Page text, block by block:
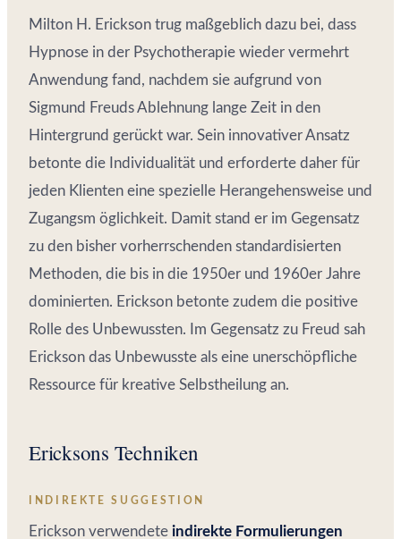
Milton H. Erickson trug maßgeblich dazu bei, dass
Hypnose in der Psychotherapie wieder vermehrt
Anwendung fand, nachdem sie aufgrund von
Sigmund Freuds Ablehnung lange Zeit in den
Hintergrund gerückt war. Sein innovativer Ansatz
betonte die Individualität und erforderte daher für
jeden Klienten eine spezielle Herangehensweise und
Zugangsm öglichkeit. Damit stand er im Gegensatz
zu den bisher vorherrschenden standardisierten
Methoden, die bis in die 1950er und 1960er Jahre
dominierten. Erickson betonte zudem die positive
Rolle des Unbewussten. Im Gegensatz zu Freud sah
Erickson das Unbewusste als eine unerschöpfliche
Ressource für kreative Selbstheilung an.
Ericksons Techniken
INDIREKTE SUGGESTION
Erickson verwendete indirekte Formulierungen